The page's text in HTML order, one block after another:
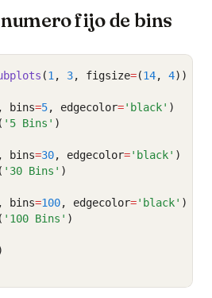
fijo de bins
(1 , 3, figsize=(14, 4))
bins=5, edgecolor='black' )
( '5 Bins' )
bins=30, edgecolor='black' )
( '30 Bins' )
bins=100, edgecolor='black' )
( '100 Bins' )